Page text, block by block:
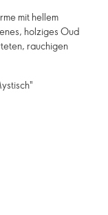
mit hellem
holziges Oud
rauchigen